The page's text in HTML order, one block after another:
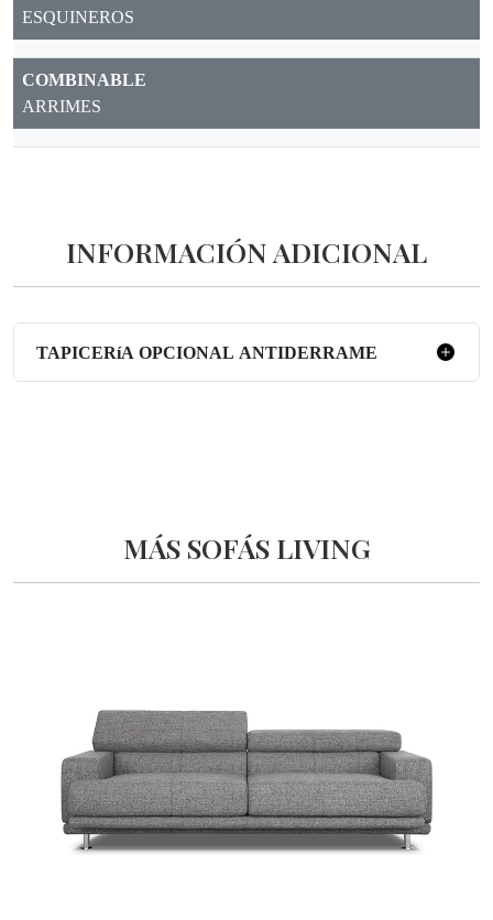
ESQUINEROS
COMBINABLE
ARRIMES
INFORMACIÓN ADICIONAL
TAPICERíA OPCIONAL ANTIDERRAME
MÁS SOFÁS LIVING